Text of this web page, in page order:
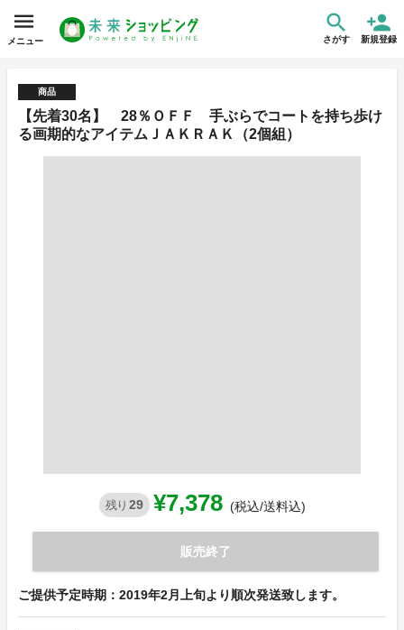
メニュー さがす 新規登録
商品
【先着30名】 28％ＯＦＦ 手ぶらでコートを持ち歩け
る画期的なアイテムＪＡＫＲＡＫ（2個組）
残り 29 ¥7,378 (税込/送料込)
販売終了
ご提供予定時期：2019年2月上旬より順次発送致します。